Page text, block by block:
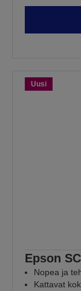
Uusi
Epson
Nopea ja
Kattavat